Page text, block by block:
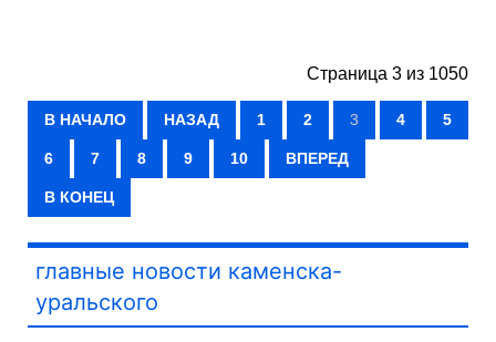
Страница 3 из 1050
В НАЧАЛО НАЗАД 1 2 3 4 5
6 7 8 9 10 ВПЕРЕД
В КОНЕЦ
главные новости каменска-
уральского